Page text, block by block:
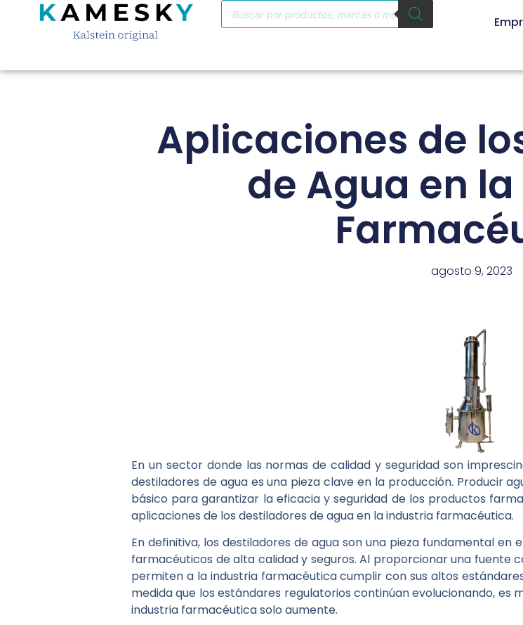
Aplicaciones de
de Agua en
agosto 9, 2023
En un sector donde las normas de calidad y seguridad son
destiladores de agua es una pieza clave en la producción. Producir
básico para garantizar la eficacia y seguridad de los productos
aplicaciones de los destiladores de agua en la industria farmacéutica.
En definitiva, los destiladores de agua son una pieza fundamental
farmacéuticos de alta calidad y seguros. Al proporcionar una fuente
permiten a la industria farmacéutica cumplir con sus altos
medida que los estándares regulatorios continúan evolucionando, es
industria farmacéutica solo aumente.